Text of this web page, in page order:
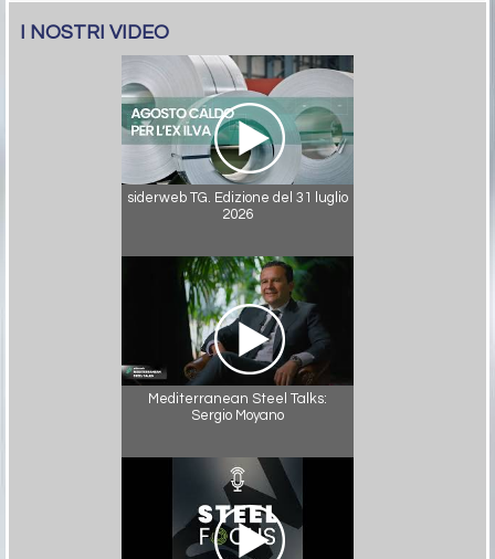
I NOSTRI VIDEO
siderweb TG. Edizione del 31 luglio
2026
Mediterranean Steel Talks:
Sergio Moyano